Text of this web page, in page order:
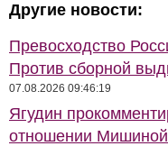
Другие новости:
Превосходство
Против сборной
07.08.2026 09:46:19
Ягудин
отношении Мишиной